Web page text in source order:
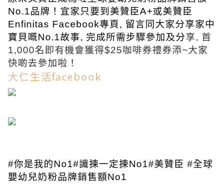
No.1品牌！宜家只要到美贊臣A+或美贊臣
Enfinitas Facebook專頁, 留言同大家分享家中
寶貝嘅No.1故事, 完成所需步驟參加及分享, 首
1,000名即有機會獲得$25咖啡券禮券添~大家
快啲去參加啦！
大仁生活facebook
#你是我的No1#識揀一定揀No1#美贊臣 #全球
嬰幼兒奶粉品牌銷售額No1